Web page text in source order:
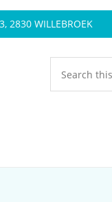
2830 WILLEBROEK